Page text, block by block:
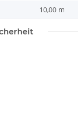
10,00 m